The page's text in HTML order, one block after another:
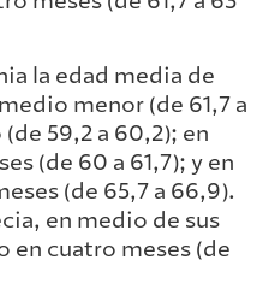
la edad media de
menor (de 61,7 a
(de 59,2 a 60,2); en
(de 60 a 61,7); y en
(de 65,7 a 66,9).
en medio de sus
en cuatro meses (de